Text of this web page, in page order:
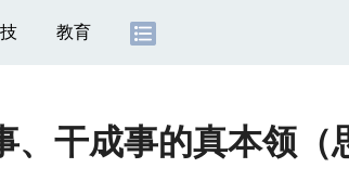
教育
、干成事的真本领（